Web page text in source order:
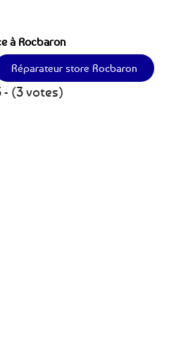
à Rocbaron
Réparateur store Rocbaron
- (3 votes)